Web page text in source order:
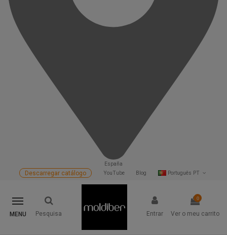
España
Português PT
Blog
YouTube
Descarregar catálogo
MENU Pesquisa Entrar
0
Ver o meu carrito